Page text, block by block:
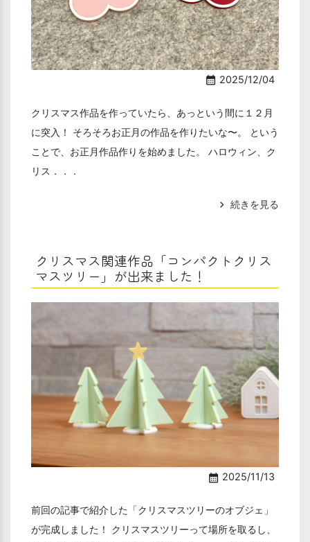
calendar_month 2025/12/04
クリスマス作品を作っていたら、あっという間に１２月
に突入！ そろそろお正月の作品を作りたいな〜。 という
ことで、お正月作品作りを始めました。 ハロウィン、ク
リス．．．
chevron_right 続きを見る
クリスマス関連作品「コンパクトクリス
マスツリー」が出来ました！
calendar_month 2025/11/13
前回の記事で紹介した「クリスマスツリーのオブジェ」
が完成しました！ クリスマスツリーって場所を取るし、